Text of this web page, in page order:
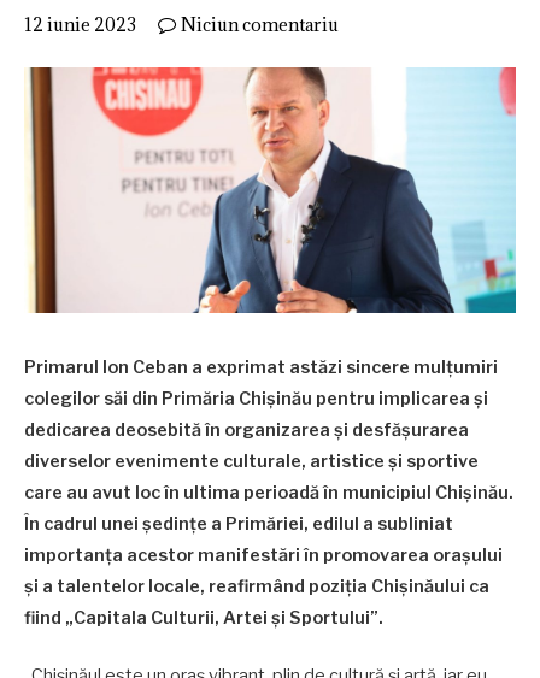
12 iunie 2023 Niciun comentariu
Primarul Ion Ceban a exprimat astăzi sincere mulțumiri
colegilor săi din Primăria Chișinău pentru implicarea și
dedicarea deosebită în organizarea și desfășurarea
diverselor evenimente culturale, artistice și sportive
care au avut loc în ultima perioadă în municipiul Chișinău.
În cadrul unei ședințe a Primăriei, edilul a subliniat
importanța acestor manifestări în promovarea orașului
și a talentelor locale, reafirmând poziția Chișinăului ca
fiind „Capitala Culturii, Artei și Sportului”.